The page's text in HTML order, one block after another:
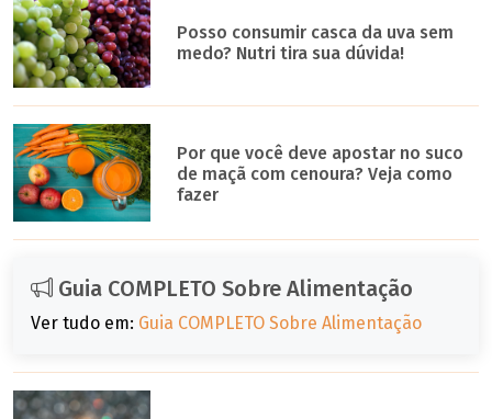
Posso consumir casca da uva sem
medo? Nutri tira sua dúvida!
Por que você deve apostar no suco
de maçã com cenoura? Veja como
fazer
Guia COMPLETO Sobre Alimentação
Ver tudo em: Guia COMPLETO Sobre Alimentação